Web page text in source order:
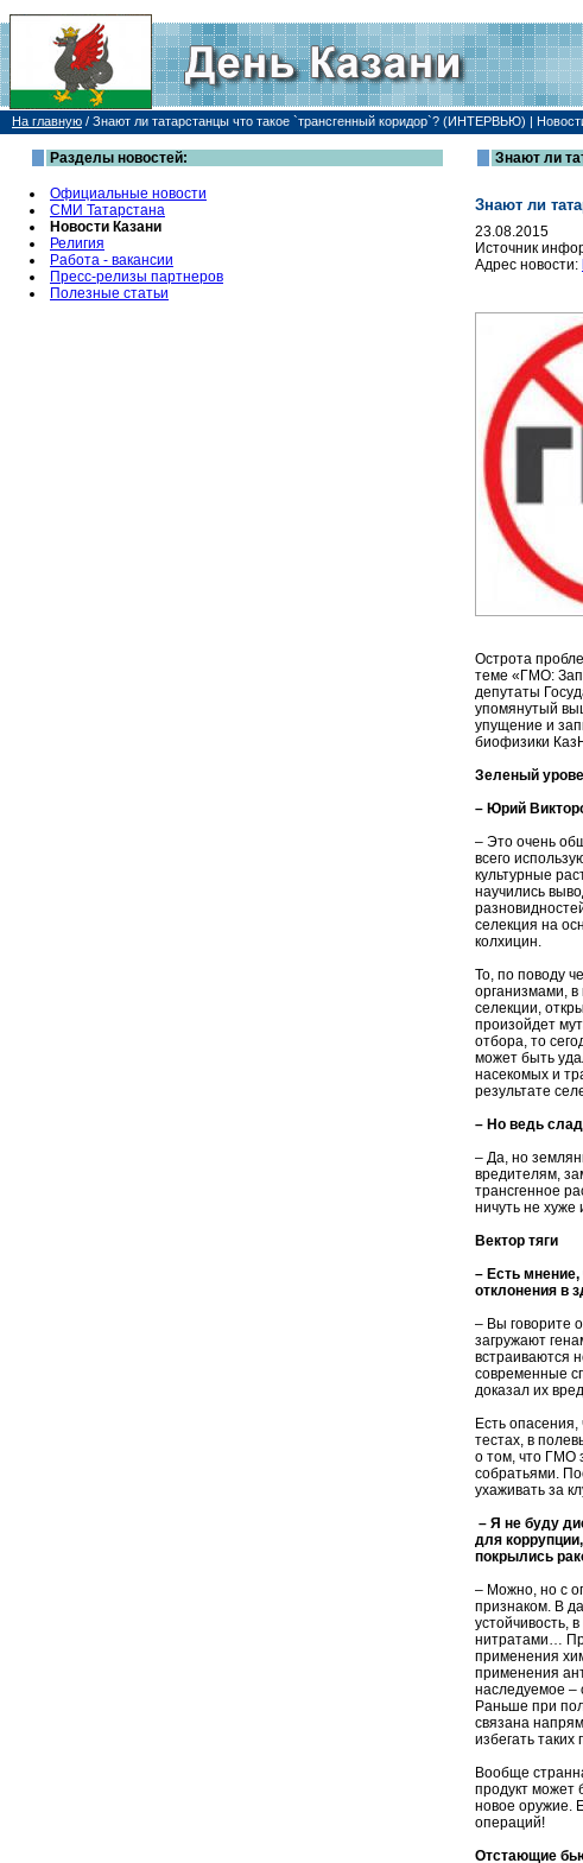
На главную / Знают ли татарстанцы что такое `трансгенный коридор`? (ИНТЕРВЬЮ) |
Разделы новостей:
Официальные новости
СМИ Татарстана
Новости Казани
Религия
Работа - вакансии
Пресс-релизы партнеров
Полезные статьи
Знают ли
Знают ли
23.08.2015
Источник
Адрес новости:
Острота
теме «ГМО:
депутаты
упомянутый
упущение и
биофизики
Зеленый
– Юрий
– Это очень
всего
культурные
научились
селекция на
колхицин.
То, по поводу
организмами, в
селекции,
произойдет
отбора, то
может быть
насекомых и
результате
– Но ведь
– Да, но
вредителям,
трансгенное
ничуть не
Вектор тяги
– Есть
отклонения в
– Вы говорите
загружают
встраиваются
современные
доказал их
Есть
тестах, в
о том, что ГМО
собратьями.
ухаживать за
– Я не буду
для
покрылись
– Можно, но с
признаком. В
устойчивость,
нитратами…
применения
применения
наследуемое –
Раньше при
связана
избегать
Вообще
продукт может
новое оружие.
операций!
Отстающие